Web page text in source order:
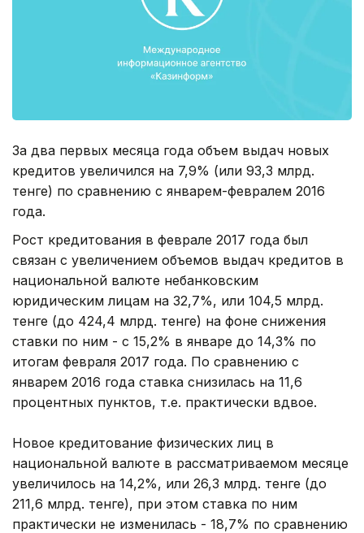
За два первых месяца года объем выдач новых
кредитов увеличился на 7,9% (или 93,3 млрд.
тенге) по сравнению с январем-февралем 2016
года.
Рост кредитования в феврале 2017 года был
связан с увеличением объемов выдач кредитов в
национальной валюте небанковским
юридическим лицам на 32,7%, или 104,5 млрд.
тенге (до 424,4 млрд. тенге) на фоне снижения
ставки по ним - с 15,2% в январе до 14,3% по
итогам февраля 2017 года. По сравнению с
январем 2016 года ставка снизилась на 11,6
процентных пунктов, т.е. практически вдвое.
Новое кредитование физических лиц в
национальной валюте в рассматриваемом месяце
увеличилось на 14,2%, или 26,3 млрд. тенге (до
211,6 млрд. тенге), при этом ставка по ним
практически не изменилась - 18,7% по сравнению